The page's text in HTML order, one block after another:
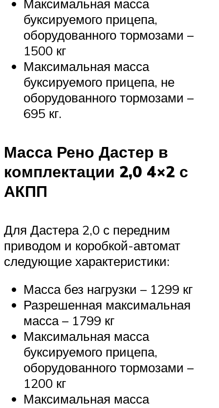
Максимальная масса
буксируемого прицепа,
оборудованного тормозами –
1500 кг
Максимальная масса
буксируемого прицепа, не
оборудованного тормозами –
695 кг.
Масса Рено Дастер в
комплектации 2,0 4×2 с
АКПП
Для Дастера 2,0 с передним
приводом и коробкой-автомат
следующие характеристики:
Масса без нагрузки – 1299 кг
Разрешенная максимальная
масса – 1799 кг
Максимальная масса
буксируемого прицепа,
оборудованного тормозами –
1200 кг
Максимальная масса